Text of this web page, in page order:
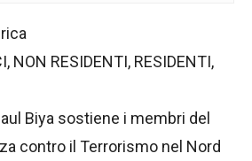
, NON RESIDENTI, RESIDENTI,
Biya sostiene i membri del
contro il Terrorismo nel Nord